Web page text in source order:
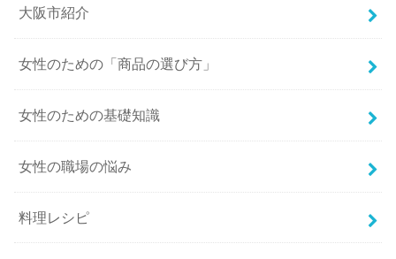
大阪市紹介
女性のための「商品の選び方」
女性のための基礎知識
女性の職場の悩み
料理レシピ